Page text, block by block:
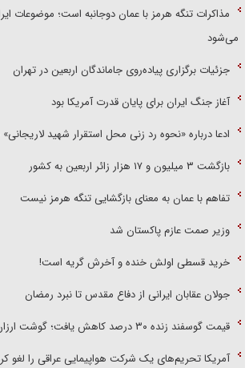
مذاکرات تنگه هرمز با عمان دوجانبه است؛ موضوعات
می‌شود
جزئیات برگزاری پیاده‌روی جاماندگان اربعین در تهران
آغاز جنگ ایران برای پایان قدرت آمریکا بود
ادعا درباره «نحوه رد زنی محل استقرار شهید
بازگشت ۳ میلیون و ۱۷ هزار زائر اربعین به کشور
تفاهم با عمان به معنای بازگشایی تنگه هرمز نیست
وزیر صمت عازم پاکستان شد
خرید قسطی اولش خنده و آخرش گریه است!
جولان عقابان ایرانی از دفاع مقدس تا نبرد رمضان
قیمت گوسفند زنده ۳۰ درصد کاهش یافت؛ گوشت ارزان نشد
آمریکا تحریم‌های یک شرکت هواپیمایی عراقی را لغو